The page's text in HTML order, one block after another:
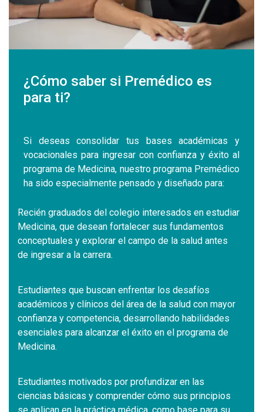
¿Cómo saber si Premédico es
para ti?
Si deseas consolidar tus bases académicas y
vocacionales para ingresar con confianza y éxito al
programa de Medicina, nuestro programa Premédico
ha sido especialmente pensado y diseñado para:
Recién graduados del colegio interesados en estudiar
Medicina, que desean fortalecer sus fundamentos
conceptuales y explorar el campo de la salud antes
de ingresar a la carrera.
Estudiantes que buscan enfrentar los desafíos
académicos y clínicos del área de la salud con mayor
confianza y competencia, desarrollando habilidades
esenciales para alcanzar el éxito en el programa de
Medicina.
Estudiantes motivados por profundizar en las
ciencias básicas y comprender cómo sus principios